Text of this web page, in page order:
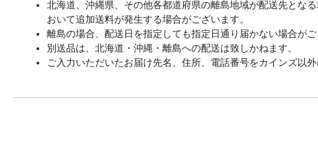
北海道、沖縄県、その他各都道府県の離島地域が配送先とな
おいて追加送料が発生する場合がございます。
離島の場合、配送日を指定しても指定日通り届かない場合がご
別送品は、北海道・沖縄・離島への配送は致しかねます。
ご入力いただいたお届け先名、住所、電話番号をカインズ以